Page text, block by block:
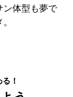
ン体型も夢で
！